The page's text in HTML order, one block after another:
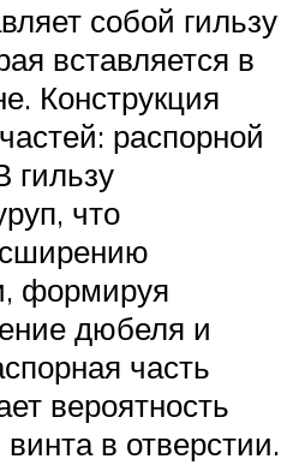
собой гильзу
вставляется в
Конструкция
распорной
гильзу
что
формируя
дюбеля и
часть
вероятность
в отверстии.